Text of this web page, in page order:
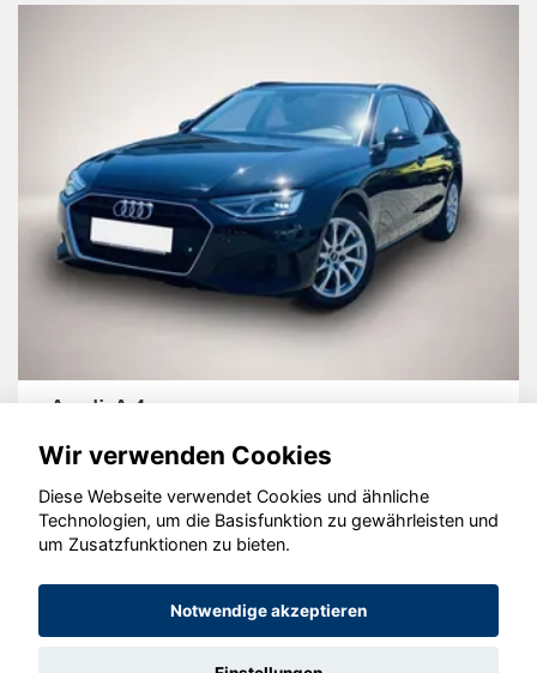
Audi A4
© konjunkturmotor.de GmbH 2020 - 2026
Wir verwenden Cookies
Diese Webseite verwendet Cookies und ähnliche
Technologien, um die Basisfunktion zu gewährleisten und
um Zusatzfunktionen zu bieten.
Notwendige akzeptieren